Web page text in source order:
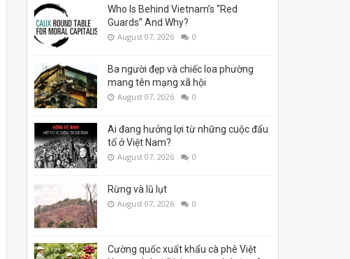
Who Is Behind Vietnam’s “Red
Guards” And Why?
August 07, 2026 0
Ba người đẹp và chiếc loa phường
mang tên mạng xã hội
August 07, 2026 0
Ai đang hưởng lợi từ những cuộc đấu
tố ở Việt Nam?
August 07, 2026 0
Rừng và lũ lụt
August 07, 2026 0
Cường quốc xuất khẩu cà phê Việt